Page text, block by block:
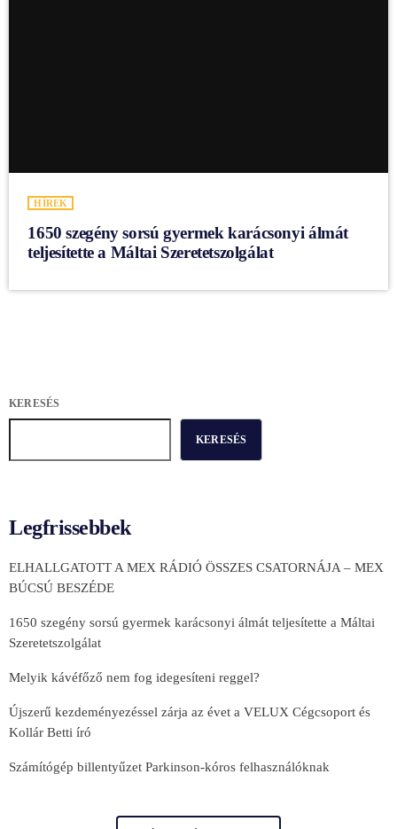
HÍREK
1650 szegény sorsú gyermek karácsonyi álmát
teljesítette a Máltai Szeretetszolgálat
KERESÉS
KERESÉS
Legfrissebbek
ELHALLGATOTT A MEX RÁDIÓ ÖSSZES CSATORNÁJA – MEX
BÚCSÚ BESZÉDE
1650 szegény sorsú gyermek karácsonyi álmát teljesítette a Máltai
Szeretetszolgálat
Melyik kávéfőző nem fog idegesíteni reggel?
Újszerű kezdeményezéssel zárja az évet a VELUX Cégcsoport és
Kollár Betti író
Számítógép billentyűzet Parkinson-kóros felhasználóknak